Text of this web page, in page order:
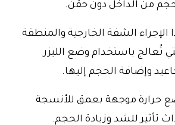
من الداخل دون حقن.
الشفة الخارجية والمنطقة
تُعالج باستخدام وضع الليزر
وإضافة الحجم إليها.
حرارة موجهة بعمق للأنسجة
تأثير للشد وزيادة الحجم.